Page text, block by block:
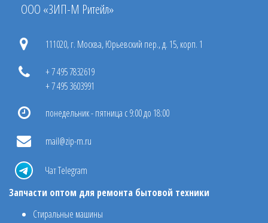
ООО «ЗИП-М Ритейл»
111020, г. Москва, Юрьевский пер., д. 15, корп. 1
+ 7 495 7832619
+ 7 495 3603991
понедельник - пятница с 9:00 до 18:00
mail@zip-m.ru
Чат Telegram
Запчасти оптом для ремонта бытовой техники
Стиральные машины